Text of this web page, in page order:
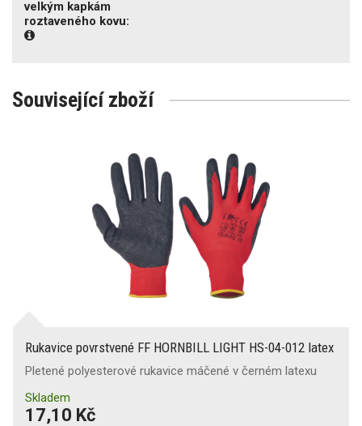
velkým kapkám
roztaveného kovu:
Související zboží
Rukavice povrstvené FF HORNBILL LIGHT HS-04-012 latex
Pletené polyesterové rukavice máčené v černém latexu
Skladem
17,10 Kč